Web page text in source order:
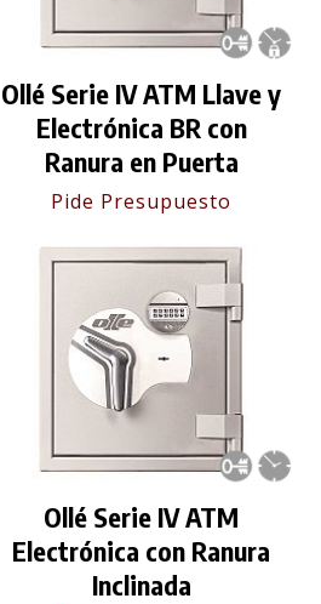
Ollé Serie IV ATM Llave y
Electrónica BR con
Ranura en Puerta
Pide Presupuesto
Ollé Serie IV ATM
Electrónica con Ranura
Inclinada